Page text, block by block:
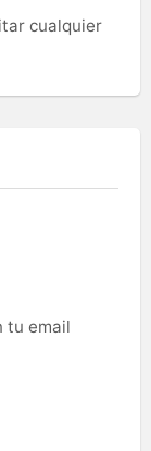
cualquier
tu email